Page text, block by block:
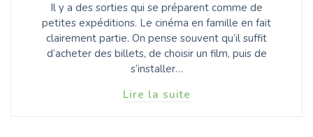
Il y a des sorties qui se préparent comme de
petites expéditions. Le cinéma en famille en fait
clairement partie. On pense souvent qu’il suffit
d’acheter des billets, de choisir un film, puis de
s’installer…
Lire la suite